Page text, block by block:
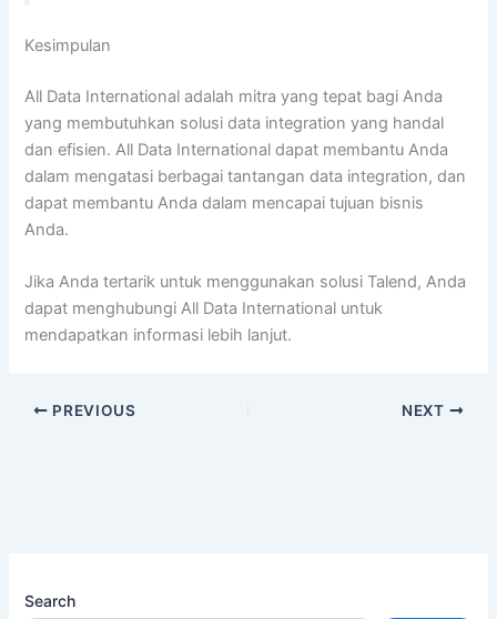
Kesimpulan
All Data International adalah mitra yang tepat bagi Anda
yang membutuhkan solusi data integration yang handal
dan efisien. All Data International dapat membantu Anda
dalam mengatasi berbagai tantangan data integration, dan
dapat membantu Anda dalam mencapai tujuan bisnis
Anda.
Jika Anda tertarik untuk menggunakan solusi Talend, Anda
dapat menghubungi All Data International untuk
mendapatkan informasi lebih lanjut.
PREVIOUS NEXT
Search